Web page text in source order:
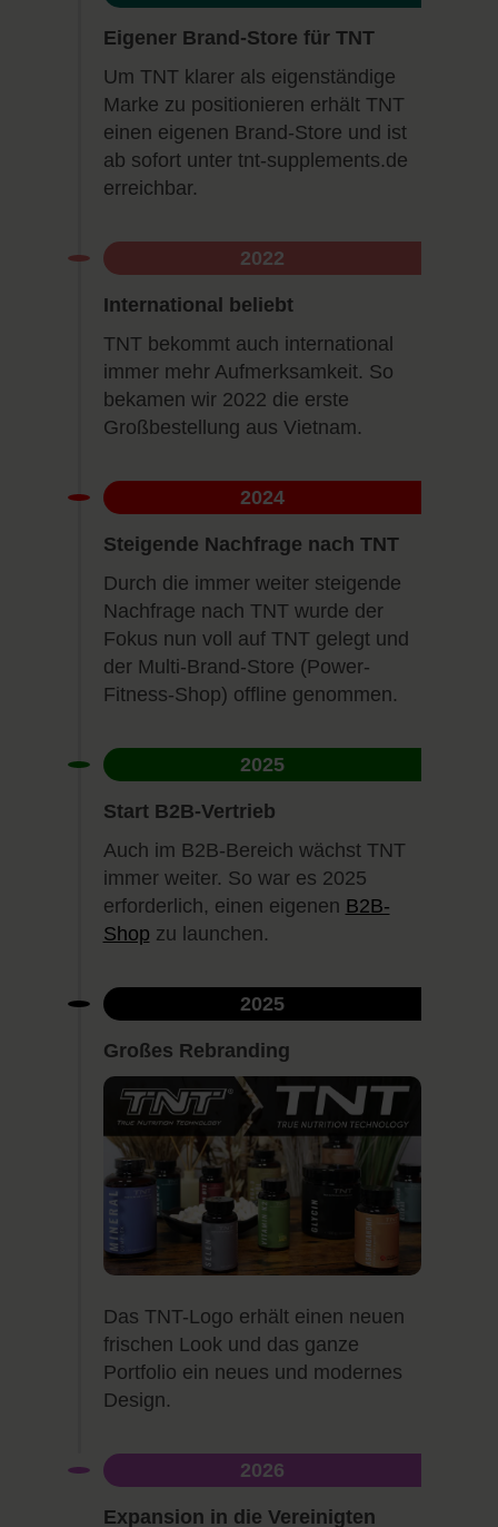
Eigener Brand-Store für TNT
Um TNT klarer als eigenständige
Marke zu positionieren erhält TNT
einen eigenen Brand-Store und ist
ab sofort unter tnt-supplements.de
erreichbar.
2022
International beliebt
TNT bekommt auch international
immer mehr Aufmerksamkeit. So
bekamen wir 2022 die erste
Großbestellung aus Vietnam.
2024
Steigende Nachfrage nach TNT
Durch die immer weiter steigende
Nachfrage nach TNT wurde der
Fokus nun voll auf TNT gelegt und
der Multi-Brand-Store (Power-
Fitness-Shop) offline genommen.
2025
Start B2B-Vertrieb
Auch im B2B-Bereich wächst TNT
immer weiter. So war es 2025
erforderlich, einen eigenen B2B-
Shop zu launchen.
2025
Großes Rebranding
Das TNT-Logo erhält einen neuen
frischen Look und das ganze
Portfolio ein neues und modernes
Design.
2026
Expansion in die Vereinigten